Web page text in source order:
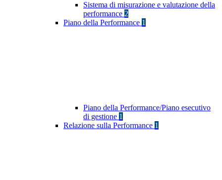
Sistema di misurazione e valutazione della
performance 2
Piano della Performance 1
Piano della Performance/Piano esecutivo
di gestione 1
Relazione sulla Performance 1